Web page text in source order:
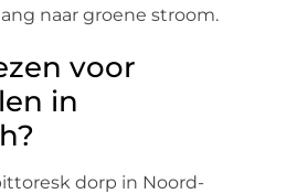
naar groene stroom.
voor
in
dorp in Noord-